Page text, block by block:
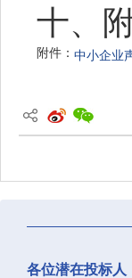
十、
附件： 中小企业
各位潜在投标人